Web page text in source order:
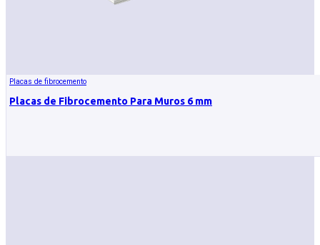
Placas de fibrocemento
Placas de Fibrocemento Para Muros 6 mm